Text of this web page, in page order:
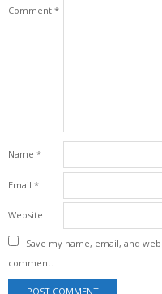
Comment *
Name *
Email *
Website
Save my name, email, and
comment.